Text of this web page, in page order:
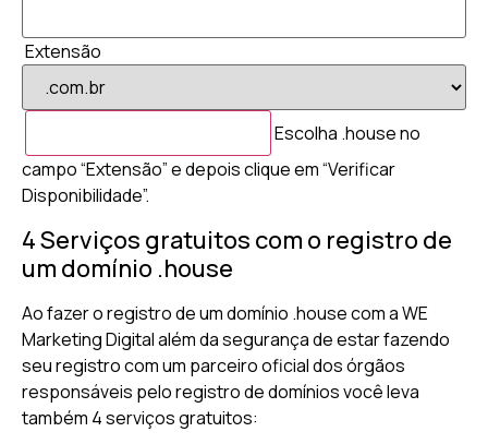
Extensão
Escolha .house no
campo “Extensão” e depois clique em “Verificar
Disponibilidade”.
4 Serviços gratuitos com o registro de
um domínio .house
Ao fazer o registro de um domínio .house com a WE
Marketing Digital além da segurança de estar fazendo
seu registro com um parceiro oficial dos órgãos
responsáveis pelo registro de domínios você leva
também 4 serviços gratuitos: